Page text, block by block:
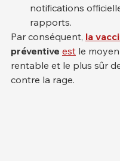
notifications
rapports.
Par conséquent, la
préventive est le
rentable et le plus sûr
contre la rage.